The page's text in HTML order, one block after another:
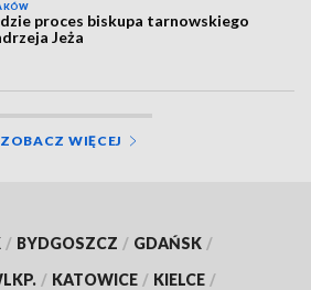
proces biskupa tarnowskiego
Jeża
ZOBACZ WIĘCEJ
/ BYDGOSZCZ / GDAŃSK /
/ KATOWICE / KIELCE /